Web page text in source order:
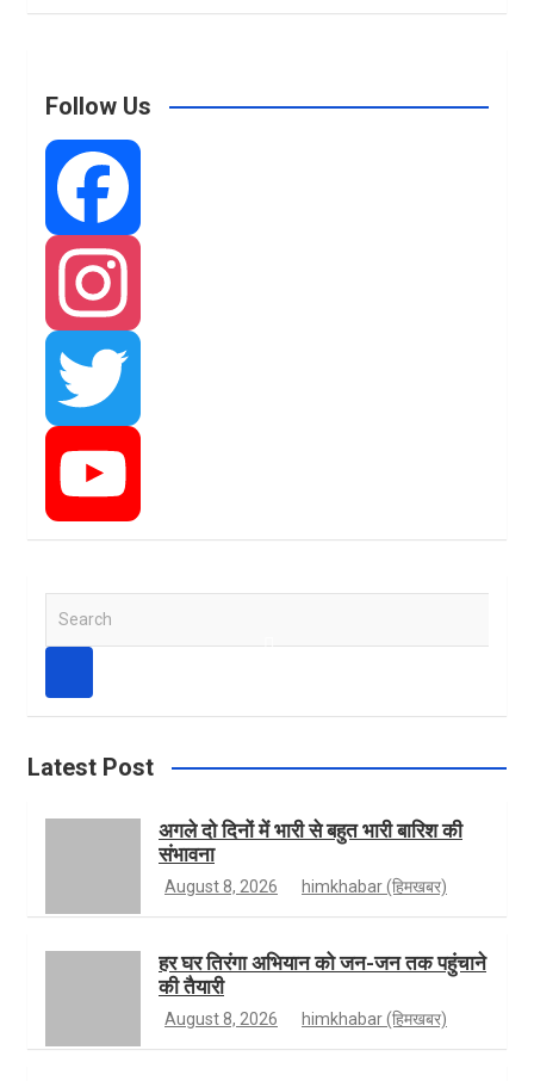
Follow Us
o
k
a
r
a
t
e
r
u
u
b
r
Latest Post
अगले दो दिनों में भारी से बहुत भारी बारिश की
संभावना
August 8, 2026 himkhabar (हिमखबर)
हर घर तिरंगा अभियान को जन-जन तक पहुंचाने
की तैयारी
August 8, 2026 himkhabar (हिमखबर)